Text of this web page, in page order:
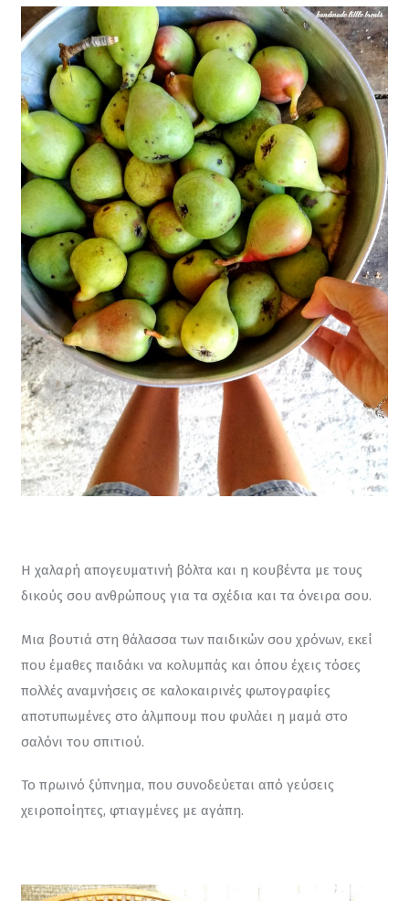
Η χαλαρή απογευματινή βόλτα και η κουβέντα με τους
δικούς σου ανθρώπους για τα σχέδια και τα όνειρα σου.
Μια βουτιά στη θάλασσα των παιδικών σου χρόνων, εκεί
που έμαθες παιδάκι να κολυμπάς και όπου έχεις τόσες
πολλές αναμνήσεις σε καλοκαιρινές φωτογραφίες
αποτυπωμένες στο άλμπουμ που φυλάει η μαμά στο
σαλόνι του σπιτιού.
Το πρωινό ξύπνημα, που συνοδεύεται από γεύσεις
χειροποίητες, φτιαγμένες με αγάπη.